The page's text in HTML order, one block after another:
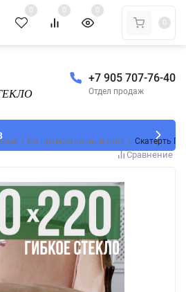
0 0
0
0
+7 905 707-76-40
Отдел продаж
/ На прямоугольный стол / Скатерть
Сравнение